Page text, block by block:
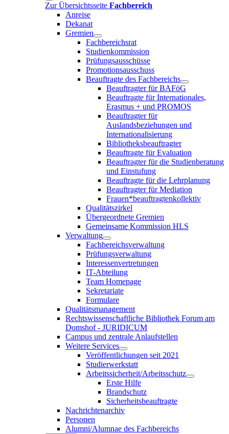
Zur Übersichtsseite Fachbereich
Anreise
Dekanat
Gremien
Fachbereichsrat
Studienkommission
Prüfungsausschüsse
Promotionsausschuss
Beauftragte des Fachbereichs
Beauftragter für BAFöG
Beauftragte für Internationales,
Erasmus + und PROMOS
Beauftragter für
Auslandsbeziehungen und
Internationalisierung
Bibliotheksbeauftragter
Beauftragte für Evaluation
Beauftragter für die Studienberatung
und Einstufung
Beauftragte für die Lehrplanung
Beauftragter für Mediation
Frauen*beauftragtenkollektiv
Qualitätszirkel
Übergeordnete Gremien
Gemeinsame Kommission HLS
Verwaltung
Fachbereichsverwaltung
Prüfungsverwaltung
Interessenvertretungen
IT-Abteilung
Team Homepage
Sekretariate
Formulare
Qualitätsmanagement
Rechtswissenschaftliche Bibliothek Forum am
Domshof - JURIDICUM
Campus und zentrale Anlaufstellen
Weitere Services
Veröffentlichungen seit 2021
Studierwerkstatt
Arbeitssicherheit/Arbeitsschutz
Erste Hilfe
Brandschutz
Sicherheitsbeauftragte
Nachrichtenarchiv
Personen
Alumni/Alumnae des Fachbereichs